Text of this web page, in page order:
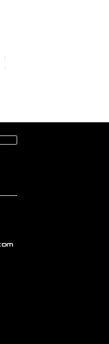
Sklenice na Whisky
Cena
1 570,00 Kč